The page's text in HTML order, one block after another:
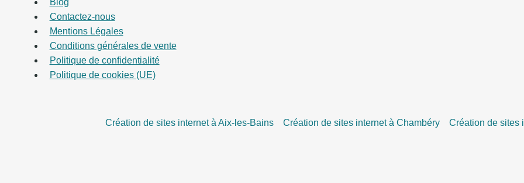
Contactez-nous
Mentions Légales
Conditions générales de vente
Politique de confidentialité
Politique de cookies (UE)
Création de sites internet à Aix-les-Bains Création de sites internet à Chambéry Création de sites